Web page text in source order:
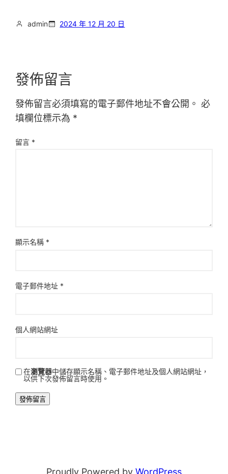
admin 2024 年 12 月 20 日
發佈留言
發佈留言必須填寫的電子郵件地址不會公開。 必
填欄位標示為 *
留言 *
顯示名稱 *
電子郵件地址 *
個人網站網址
在瀏覽器中儲存顯示名稱、電子郵件地址及個人網站網址，
以供下次發佈留言時使用。
Proudly Powered by WordPress